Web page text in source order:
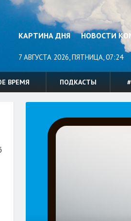
КАРТИНА ДНЯ НОВОСТИ
7 АВГУСТА 2026, ПЯТНИЦА, 07:24
ВРЕМЯ ПОДКАСТЫ